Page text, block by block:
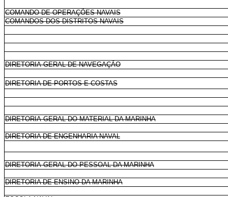
COMANDO DE OPERAÇÕES NAVAIS
COMANDOS DOS DISTRITOS NAVAIS
DIRETORIA-GERAL DE NAVEGAÇÃO
DIRETORIA DE PORTOS E COSTAS
DIRETORIA-GERAL DO MATERIAL DA MARINHA
DIRETORIA DE ENGENHARIA NAVAL
DIRETORIA-GERAL DO PESSOAL DA MARINHA
DIRETORIA DE ENSINO DA MARINHA